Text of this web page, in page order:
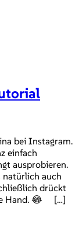
bei Instagram.
einfach
ausprobieren.
natürlich auch
drückt
Hand. 😂 […]